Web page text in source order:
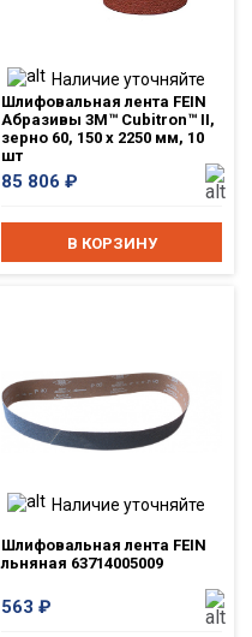
Наличие уточняйте
Шлифовальная лента FEIN
Абразивы 3M™ Cubitron™ II,
зерно 60, 150 x 2250 мм, 10
шт
85 806 ₽
В КОРЗИНУ
Наличие уточняйте
Шлифовальная лента FEIN
льняная 63714005009
563 ₽